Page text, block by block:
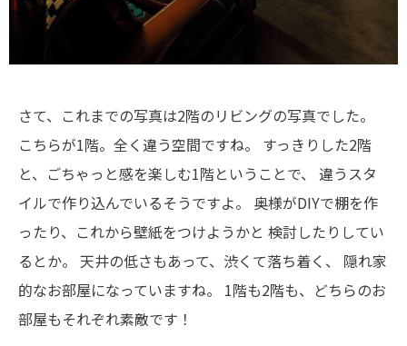
さて、これまでの写真は2階のリビングの写真でした。
こちらが1階。全く違う空間ですね。
すっきりした2階
と、ごちゃっと感を楽しむ1階ということで、 違うスタ
イルで作り込んでいるそうですよ。
奥様がDIYで棚を作
ったり、これから壁紙をつけようかと 検討したりしてい
るとか。 天井の低さもあって、渋くて落ち着く、
隠れ家
的なお部屋になっていますね。
1階も2階も、どちらのお
部屋もそれぞれ素敵です！